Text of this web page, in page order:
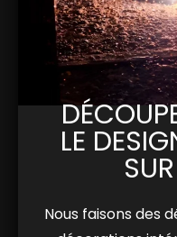
LE
Nous faisons des